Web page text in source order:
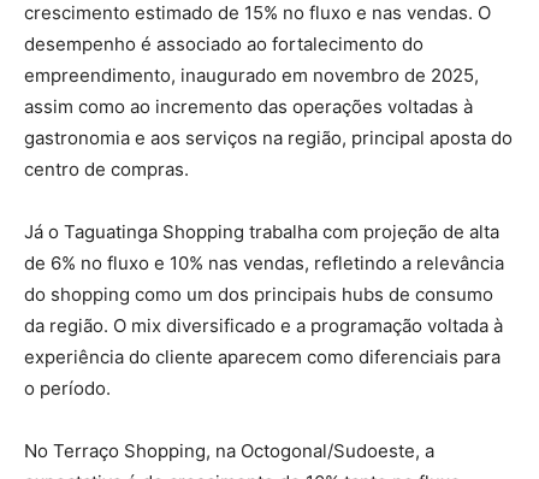
crescimento estimado de 15% no fluxo e nas vendas. O
desempenho é associado ao fortalecimento do
empreendimento, inaugurado em novembro de 2025,
assim como ao incremento das operações voltadas à
gastronomia e aos serviços na região, principal aposta do
centro de compras.
Já o Taguatinga Shopping trabalha com projeção de alta
de 6% no fluxo e 10% nas vendas, refletindo a relevância
do shopping como um dos principais hubs de consumo
da região. O mix diversificado e a programação voltada à
experiência do cliente aparecem como diferenciais para
o período.
No Terraço Shopping, na Octogonal/Sudoeste, a